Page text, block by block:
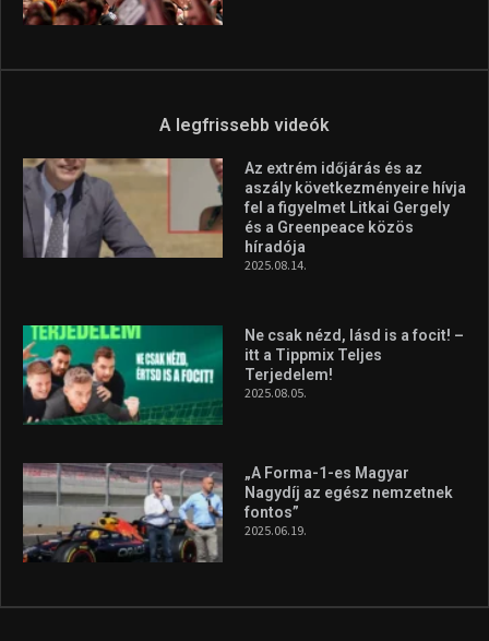
A legfrissebb videók
Az extrém időjárás és az
aszály következményeire hívja
fel a figyelmet Litkai Gergely
és a Greenpeace közös
híradója
2025.08.14.
Ne csak nézd, lásd is a focit! –
itt a Tippmix Teljes
Terjedelem!
2025.08.05.
„A Forma-1-es Magyar
Nagydíj az egész nemzetnek
fontos”
2025.06.19.